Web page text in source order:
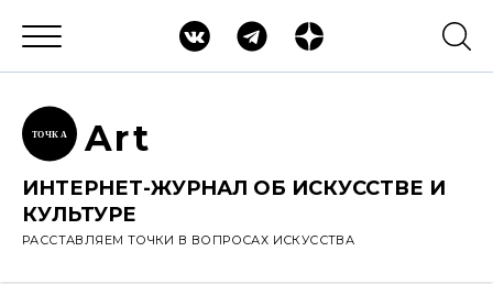
ТОЧК А Art
ИНТЕРНЕТ-ЖУРНАЛ ОБ ИСКУССТВЕ И
КУЛЬТУРЕ
РАССТАВЛЯЕМ ТОЧКИ В ВОПРОСАХ ИСКУССТВА